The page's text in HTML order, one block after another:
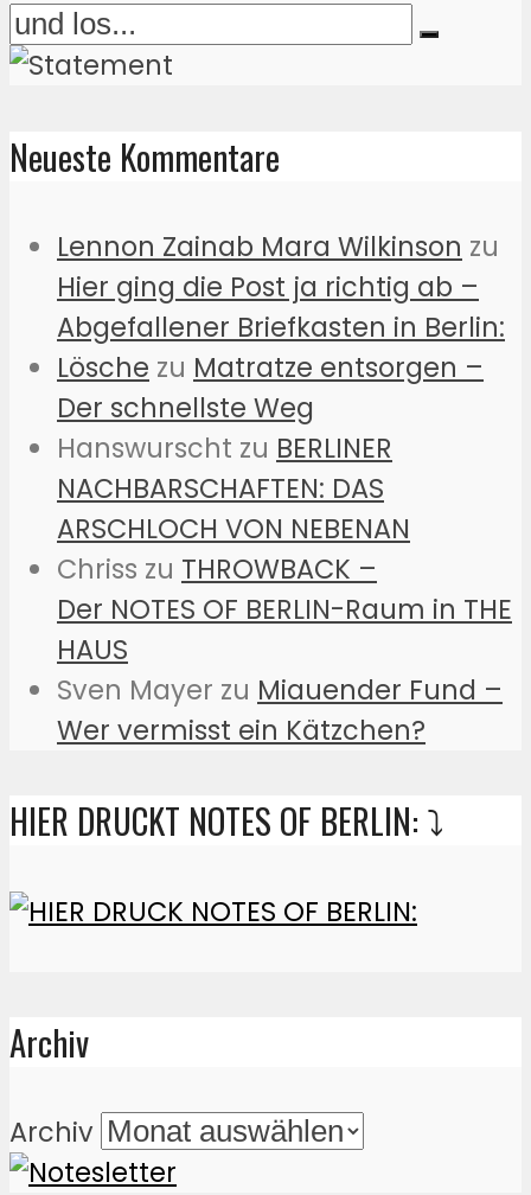
Neueste Kommentare
Lennon Zainab Mara Wilkinson zu
Hier ging die Post ja richtig ab –
Abgefallener Briefkasten in Berlin:
Lösche zu Matratze entsorgen –
Der schnellste Weg
Hanswurscht zu BERLINER
NACHBARSCHAFTEN: DAS
ARSCHLOCH VON NEBENAN
Chriss zu THROWBACK –
Der NOTES OF BERLIN-Raum in THE
HAUS
Sven Mayer zu Miauender Fund –
Wer vermisst ein Kätzchen?
HIER DRUCKT NOTES OF BERLIN: ⤵️
Archiv
Archiv